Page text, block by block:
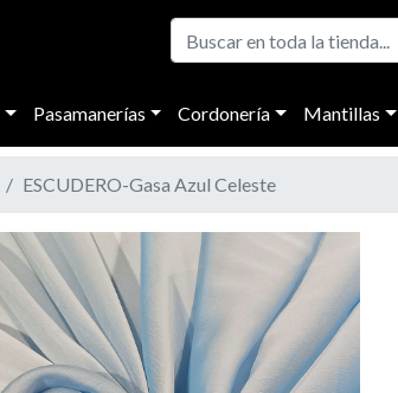
Pasamanerías Cordonería Mantillas
ESCUDERO-Gasa Azul Celeste